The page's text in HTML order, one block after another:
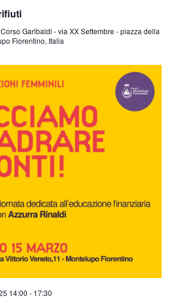
Corso Garibaldi - via XX Settembre - piazza della
Fiorentino, Italia
14:00 - 17:30